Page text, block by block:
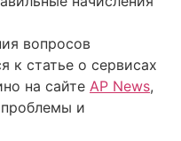
вопросов
к статье о сервисах
на сайте AP News,
и